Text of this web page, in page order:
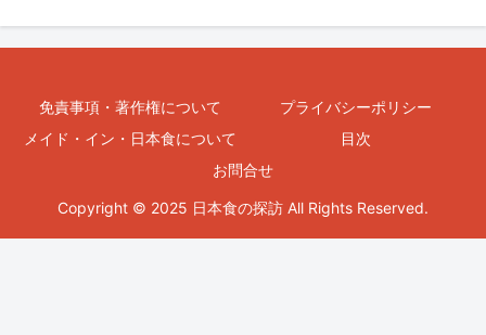
免責事項・著作権について
プライバシーポリシー
メイド・イン・日本食について
目次
お問合せ
Copyright © 2025 日本食の探訪 All Rights Reserved.